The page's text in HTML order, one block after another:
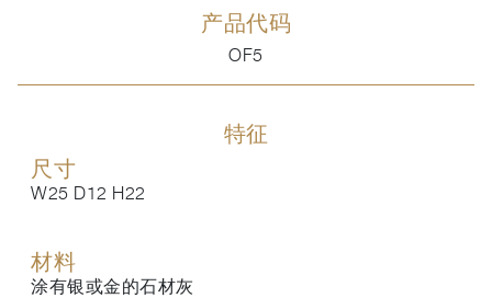
产品代码
OF5
特征
尺寸
W25 D12 H22
材料
涂有银或金的石材灰